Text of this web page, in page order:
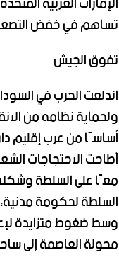
تساهم في خفض
تفوق الجيش
اندلعت الحرب في
ولحماية نظامه من
أساسًا من عرب إقليم
معًا على السلطة
محولة العاصمة إلى